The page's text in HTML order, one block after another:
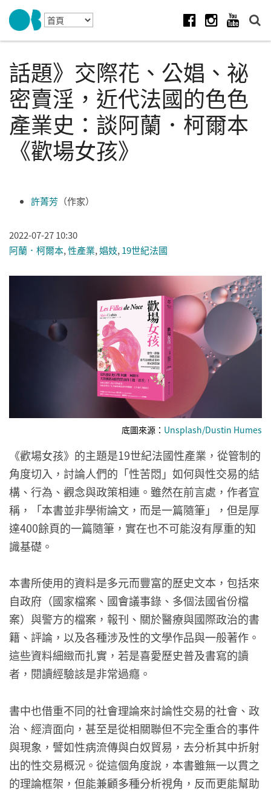
Skip to navigation
移至主內容
話題》交際花、公娼、祕
密賣淫，近代法國的色色
產業史：談阿蘭．柯爾本
《歡場女孩》
許菁芳 （作家）
2022-07-27 10:30
阿蘭．柯爾本,性產業,娼妓, 19世紀法國
底圖來源： Unsplash/Dustin Humes
《歡場女孩》的主題是19世紀法國性產業，從管制的
角度切入，討論人們的「性苦悶」如何與性交易的結
構、行為、觀念與政策相連。雖然在前言處，作者宣
稱，「本書並非學術論文，而是一篇隨筆」，但是厚
達400餘頁的一篇隨筆，實在也不可能沒有厚重的知
識基礎。
本書所使用的資料是多元而豐富的歷史文本，包括來
自政府（國家檔案、國會議事錄、多個法國省份檔
案）與警方的檔案，報刊、關於醫療與國際政治的書
籍、評論，以及各種涉及性的文學作品與一般著作。
這些資料細緻而扎實，若是喜愛歷史普及書寫的讀
者，閱讀經驗該是非常過癮。
書中也借重不同的社會理論來討論性交易的社會、政
治、經濟面向，甚至是從相關聯但不完全重合的事件
與現象，譬如性病流傳與白奴貿易，去分析其中折射
出的性交易概況。從這個角度說，本書雖無一以貫之
的理論框架，但能兼顧多種分析視角，反而更能幫助